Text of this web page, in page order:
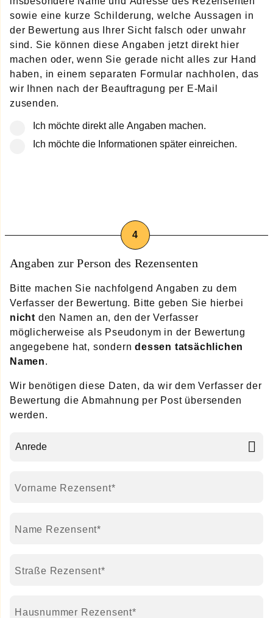
sowie eine kurze Schilderung, welche Aussagen in
der Bewertung aus Ihrer Sicht falsch oder unwahr
sind. Sie können diese Angaben jetzt direkt hier
machen oder, wenn Sie gerade nicht alles zur Hand
haben, in einem separaten Formular nachholen, das
wir Ihnen nach der Beauftragung per E-Mail
zusenden.
Ich möchte direkt alle Angaben machen.
Ich möchte die Informationen später einreichen.
Angaben zur Person des Rezensenten
Bitte machen Sie nachfolgend Angaben zu dem
Verfasser der Bewertung. Bitte geben Sie hierbei
nicht den Namen an, den der Verfasser
möglicherweise als Pseudonym in der Bewertung
angegebene hat, sonderndessen tatsächlichen
Namen.
Wir benötigen diese Daten, da wir dem Verfasser der
Bewertung die Abmahnung per Post übersenden
werden.
Pflichtfeld
Vorname Rezensent*
Pflichtfeld
Name Rezensent*
Pflichtfeld
Straße Rezensent*
Pflichtfeld
Hausnummer Rezensent*